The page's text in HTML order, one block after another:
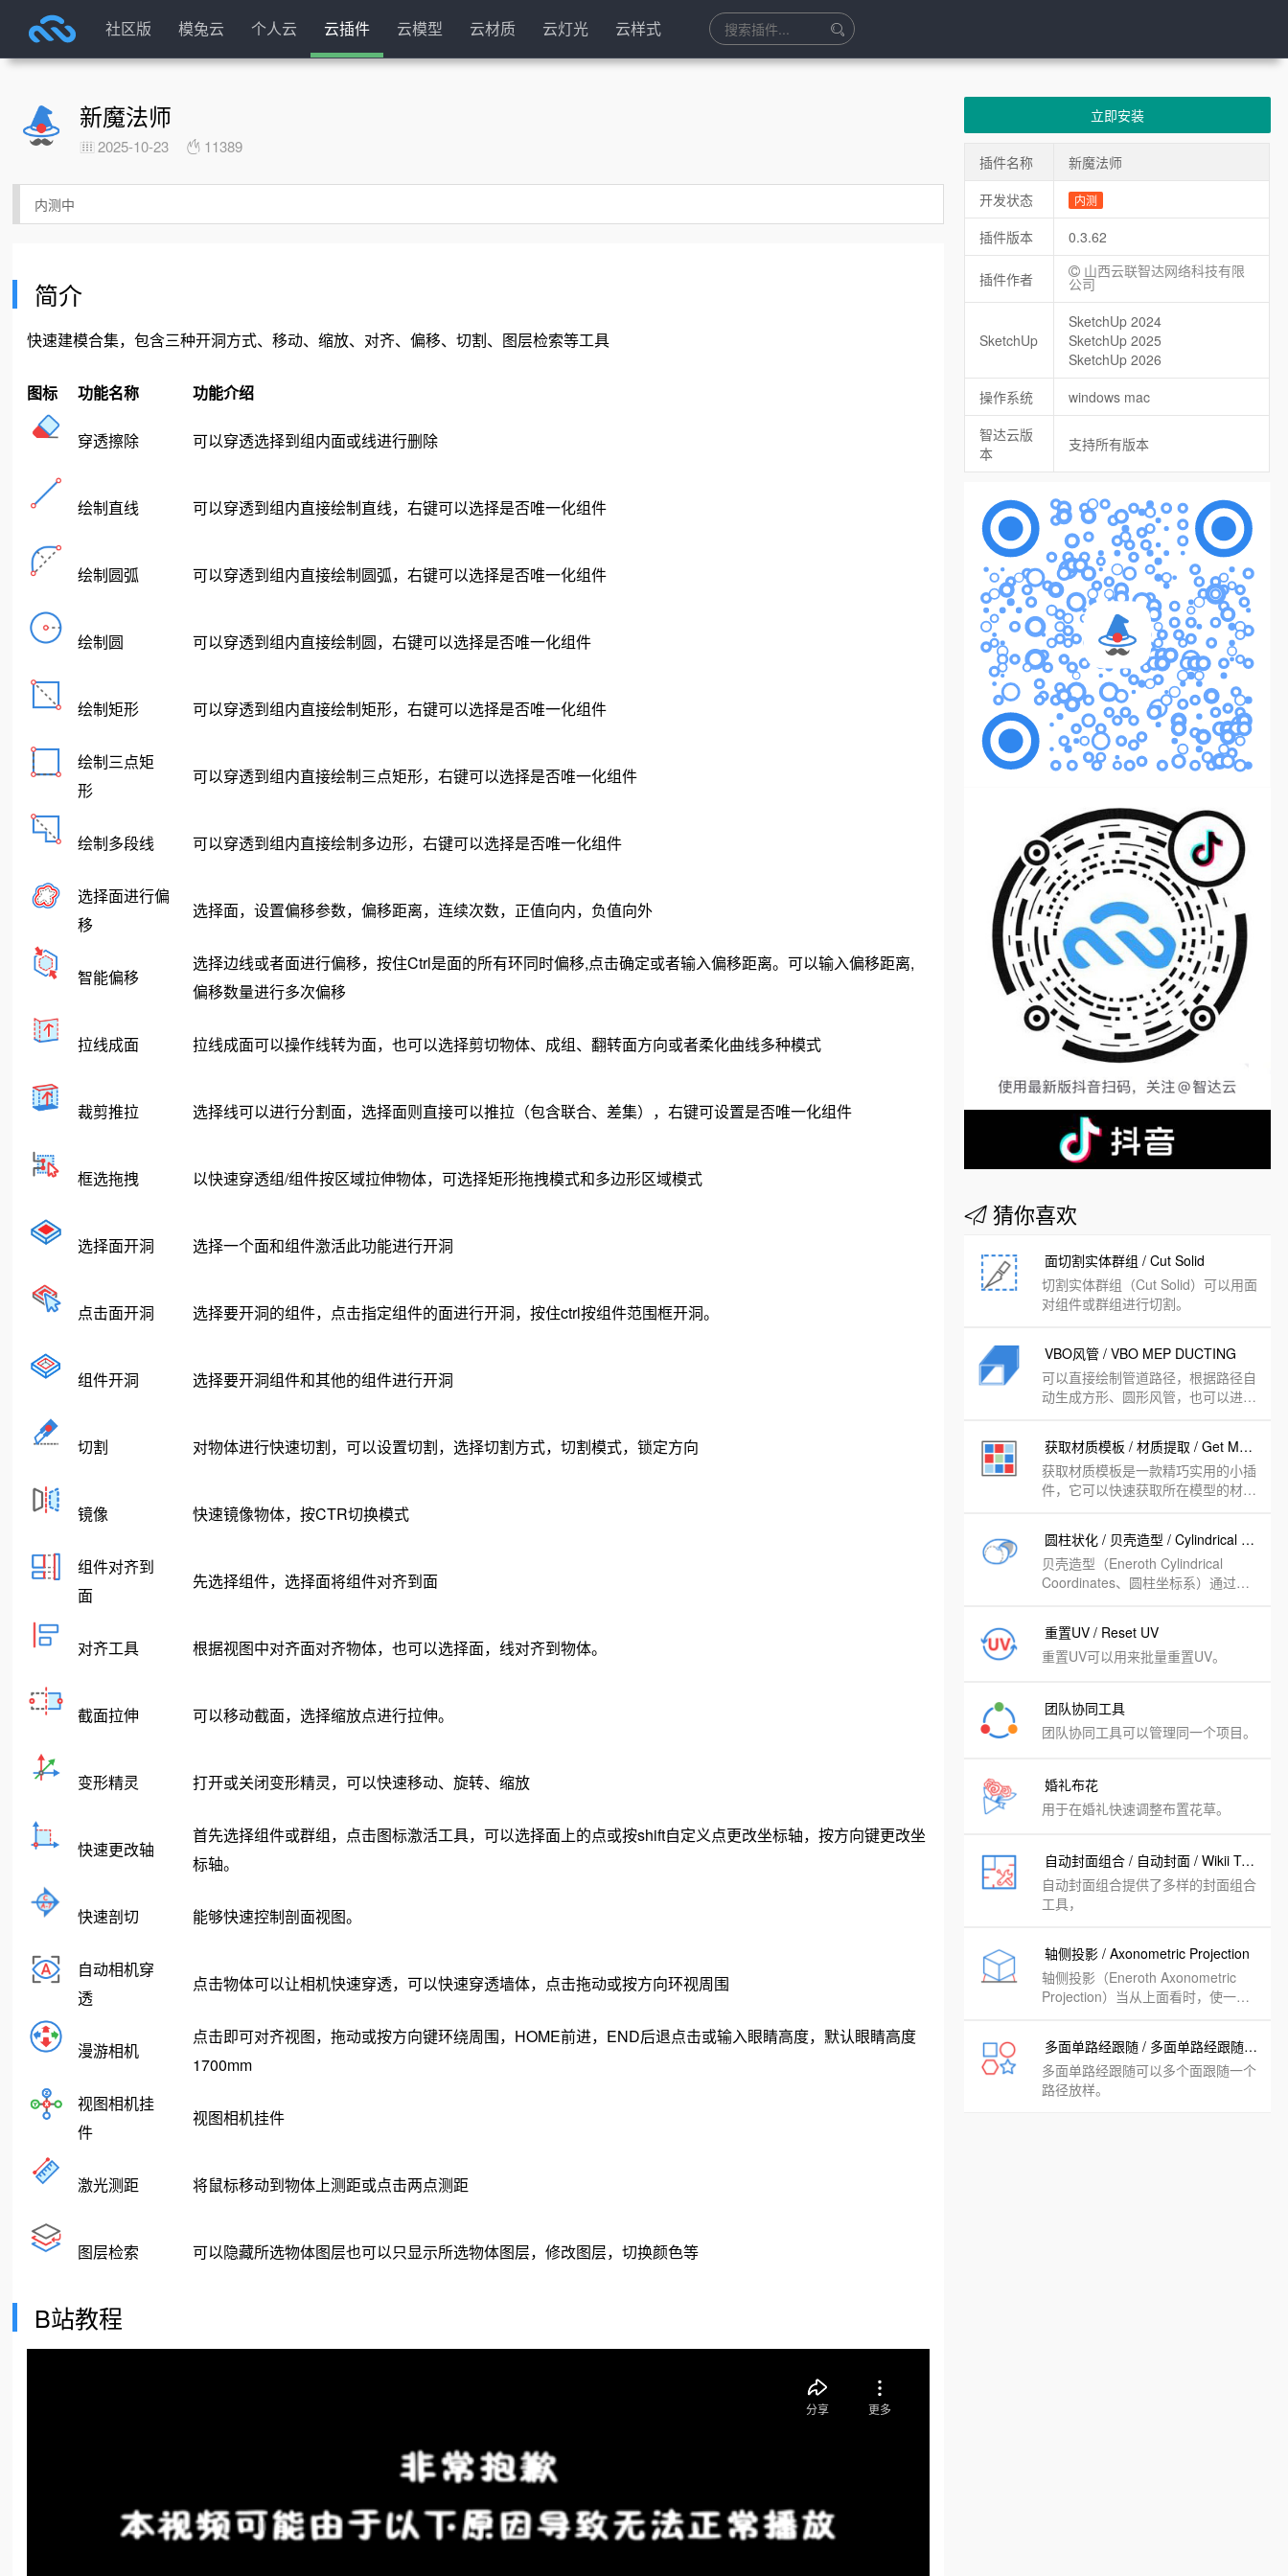
社区版 模兔云 个人云 云插件 云模型 云材质 云灯光 云样式
新魔法师
2025-10-23 11389
内测中
简介
快速建模合集，包含三种开洞方式、移动、缩放、对齐、偏移、切割、图层检索等工具
图标 功能名称 功能介绍
穿透擦除 可以穿透选择到组内面或线进行删除
绘制直线 可以穿透到组内直接绘制直线，右键可以选择是否唯一化组件
绘制圆弧 可以穿透到组内直接绘制圆弧，右键可以选择是否唯一化组件
绘制圆 可以穿透到组内直接绘制圆，右键可以选择是否唯一化组件
绘制矩形 可以穿透到组内直接绘制矩形，右键可以选择是否唯一化组件
绘制三点矩
形
可以穿透到组内直接绘制三点矩形，右键可以选择是否唯一化组件
绘制多段线 可以穿透到组内直接绘制多边形，右键可以选择是否唯一化组件
选择面进行偏
移
选择面，设置偏移参数，偏移距离，连续次数，正值向内，负值向外
智能偏移
选择边线或者面进行偏移，按住Ctrl是面的所有环同时偏移,点击确定或者输入偏移距离。可以输入偏移距离,
偏移数量进行多次偏移
拉线成面 拉线成面可以操作线转为面，也可以选择剪切物体、成组、翻转面方向或者柔化曲线多种模式
裁剪推拉 选择线可以进行分割面，选择面则直接可以推拉（包含联合、差集），右键可设置是否唯一化组件
框选拖拽 以快速穿透组/组件按区域拉伸物体，可选择矩形拖拽模式和多边形区域模式
选择面开洞 选择一个面和组件激活此功能进行开洞
点击面开洞 选择要开洞的组件，点击指定组件的面进行开洞，按住ctrl按组件范围框开洞。
组件开洞 选择要开洞组件和其他的组件进行开洞
切割 对物体进行快速切割，可以设置切割，选择切割方式，切割模式，锁定方向
镜像 快速镜像物体，按CTR切换模式
组件对齐到
面
先选择组件，选择面将组件对齐到面
对齐工具 根据视图中对齐面对齐物体，也可以选择面，线对齐到物体。
截面拉伸 可以移动截面，选择缩放点进行拉伸。
变形精灵 打开或关闭变形精灵，可以快速移动、旋转、缩放
快速更改轴
首先选择组件或群组，点击图标激活工具，可以选择面上的点或按shift自定义点更改坐标轴，按方向键更改坐
标轴。
快速剖切 能够快速控制剖面视图。
自动相机穿
透
点击物体可以让相机快速穿透，可以快速穿透墙体，点击拖动或按方向环视周围
漫游相机
点击即可对齐视图，拖动或按方向键环绕周围，HOME前进，END后退点击或输入眼睛高度，默认眼睛高度
1700mm
视图相机挂
件
视图相机挂件
激光测距 将鼠标移动到物体上测距或点击两点测距
图层检索 可以隐藏所选物体图层也可以只显示所选物体图层，修改图层，切换颜色等
B站教程
立即安装
插件名称
新魔法师
开发状态
内测
插件版本 0.3.62
插件作者
山西云联智达网络科技有限
公司
SketchUp
SketchUp 2024
SketchUp 2025
SketchUp 2026
操作系统
windows mac
智达云版
本
支持所有版本
猜你喜欢
面切割实体群组 / Cut Solid
切割实体群组（Cut Solid）可以用面
对组件或群组进行切割。
VBO风管 / VBO MEP DUCTING
可以直接绘制管道路径，根据路径自
动生成方形、圆形风管，也可以进行
获取材质模板 / 材质提取 / Get Mat Temp
获取材质模板是一款精巧实用的小插
件，它可以快速获取所在模型的材
的获取其它模型的贴图材质。
圆柱状化 / 贝壳造型 / Cylindrical Coordinates
贝壳造型（Eneroth Cylindrical
Coordinates、圆柱坐标系）通过让
于创建螺旋形状。
重置UV / Reset UV
重置UV可以用来批量重置UV。
团队协同工具
团队协同工具可以管理同一个项目。
婚礼布花
用于在婚礼快速调整布置花草。
自动封面组合 / 自动封面 / Wikii Tools
自动封面组合提供了多样的封面组合
工具，
轴侧投影 / Axonometric Projection
轴侧投影（Eneroth Axonometric
Projection）当从上面看时，使一个
多面单路经跟随 / 多面单路经跟随 / Faces Follow me
多面单路经跟随可以多个面跟随一个
路径放样。